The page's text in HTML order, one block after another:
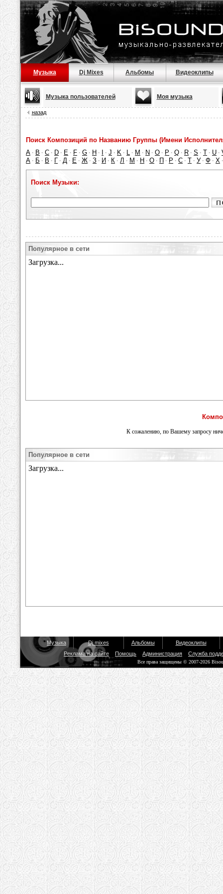
Музыка Dj Mixes Альбомы Видеоклипы
Музыка пользователей Моя музыка
назад
Поиск Композиций по Названию Группы (Имени
A · B · C · D · E · F · G · H · · J · K · L · M · N · O · P · Q · R · S · T · U ·
А · Б · В · Г · Д · Е · Ж · З · И · К · Л · М · Н · О · П · Р · С · Т · У · Ф · Х
Поиск Музыки:
Популярное в сети
К сожалению, по Вашему запросу
Популярное в сети
Музыка Dj mixes Альбомы
Видеоклипы
Реклама на сайте
Помощь Администрация Служба
Все права защищены © 2007-2026